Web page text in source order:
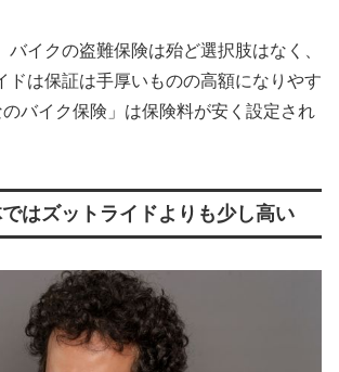
バイクの盗難保険は殆ど選択肢はなく、
ドは保証は手厚いものの高額になりやす
のバイク保険」は保険料が安く設定され
はズットライドよりも少し高い